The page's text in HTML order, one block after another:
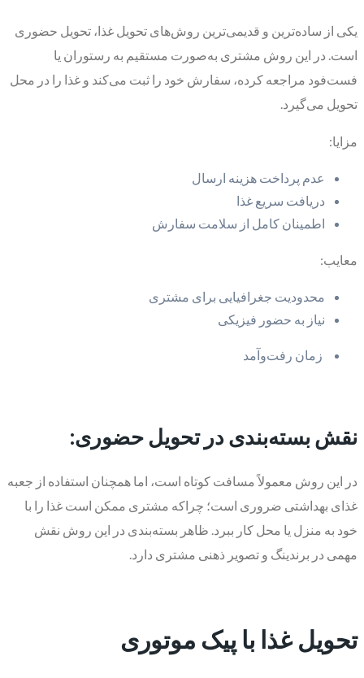
یکی از ساده‌ترین و قدیمی‌ترین روش‌های تحویل غذا، تحویل حضوری
است. در این روش مشتری به‌صورت مستقیم به رستوران یا
فست‌فود مراجعه کرده، سفارش خود را ثبت می‌کند و غذا را در محل
تحویل می‌گیرد.
مزایا:
عدم پرداخت هزینه ارسال
دریافت سریع غذا
اطمینان کامل از سلامت سفارش
معایب:
محدودیت جغرافیایی برای مشتری
نیاز به حضور فیزیکی
زمان رفت‌وآمد
نقش بسته‌بندی در تحویل حضوری:
در این روش معمولاً مسافت کوتاه است، اما همچنان استفاده از جعبه
غذای بهداشتی ضروری است؛ چراکه مشتری ممکن است غذا را با
خود به منزل یا محل کار ببرد. ظاهر بسته‌بندی در این روش نقش
مهمی در برندینگ و تصویر ذهنی مشتری دارد.
تحویل غذا با پیک موتوری